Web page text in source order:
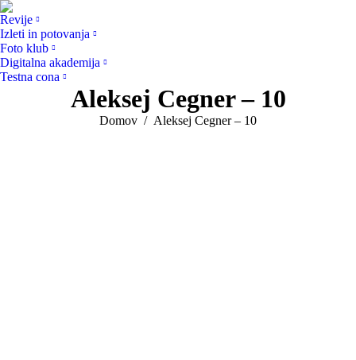
Revije
Izleti in potovanja
Foto klub
Digitalna akademija
Testna cona
Aleksej Cegner – 10
You are here:
Domov Aleksej Cegner – 10